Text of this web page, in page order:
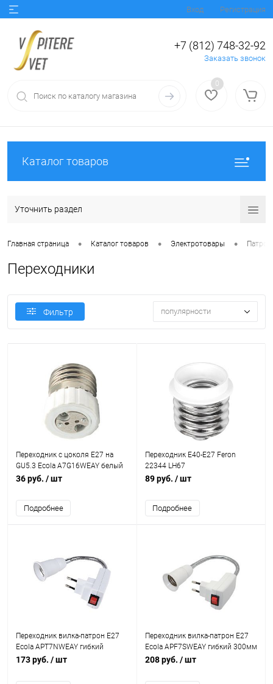
Вход Регистрация
+7 (812) 748-32-92
Заказать звонок
0
Каталог товаров
Уточнить раздел
Главная страница • Каталог товаров • Электротовары •
Переходники
Фильтр популярности
Переходник с цоколя E27 на
GU5.3 Ecola A7G16WEAY белый
421573
36 руб. / шт
Подробнее
Переходник Е40-Е27 Feron
22344 LH67
89 руб. / шт
Подробнее
Переходник вилка-патрон E27
Ecola APT7NWEAY гибкий
150мм с выключателем белый
173 руб. / шт
Переходник вилка-патрон E27
Ecola APF7SWEAY гибкий 300мм
с выключателем белый 421536
208 руб. / шт